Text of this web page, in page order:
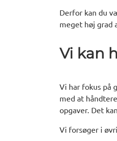
Derfor kan du
meget høj grad
Vi kan
Vi har fokus på
med at
opgaver. Det
Vi forsøger i